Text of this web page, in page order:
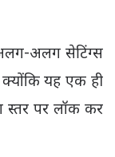
अलग सेटिंग्स
यह एक ही
पर लॉक कर